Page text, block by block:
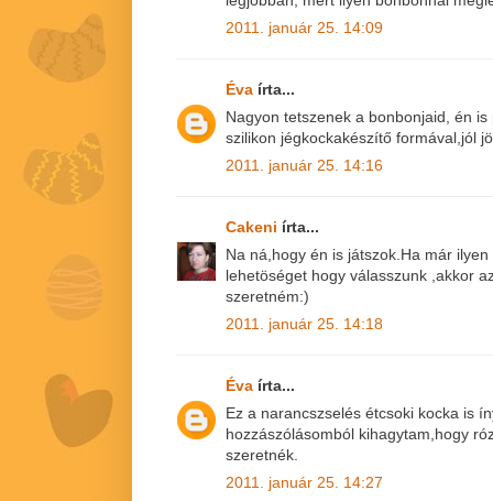
2011. január 25. 14:09
Éva írta...
Nagyon tetszenek a bonbonjaid, én
szilikon jégkockakészítő formával,jól
2011. január 25. 14:16
Cakeni írta...
Na ná,hogy én is játszok.Ha már
lehetöséget hogy válasszunk ,akkor
szeretném:)
2011. január 25. 14:18
Éva írta...
Ez a narancszselés étcsoki kocka is
hozzászólásomból kihagytam,hogy
szeretnék.
2011. január 25. 14:27